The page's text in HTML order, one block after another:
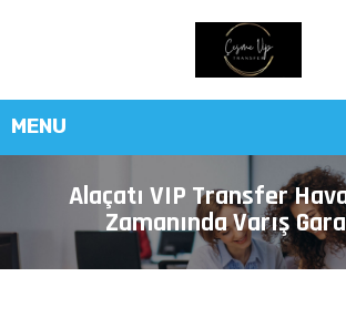
Alaçatı VIP Transfer
Zamanında Varış